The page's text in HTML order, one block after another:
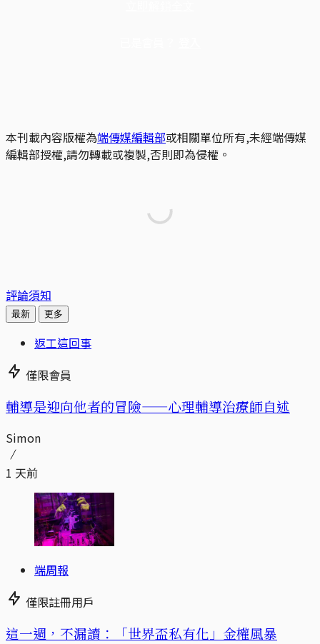
本刊載內容版權為端傳媒編輯部或相關單位所有,未經端傳媒
編輯部授權,請勿轉載或複製,否則即為侵權。
評論須知
最新 更多
返工這回事
僅限會員
輔導是迎向他者的冒險——心理輔導治療師自述
Simon
1 天前
端周報
僅限註冊用戶
這一週，不漏讀：「世界盃私有化」金權風暴